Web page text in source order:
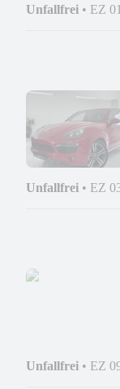
Unfallfrei • EZ
Unfallfrei • EZ
Unfallfrei • EZ